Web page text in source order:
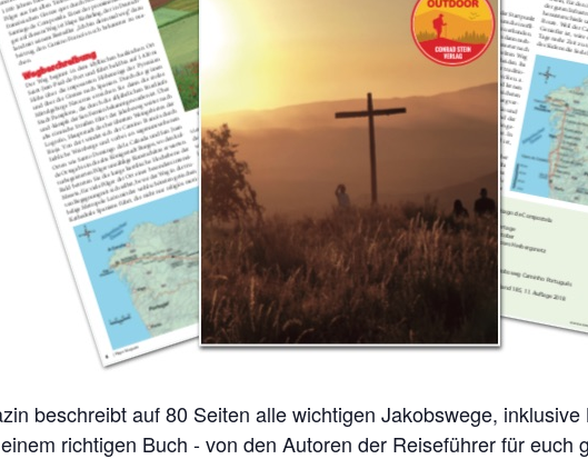
einem richtigen Buch - von den Autoren der Reiseführer für euch